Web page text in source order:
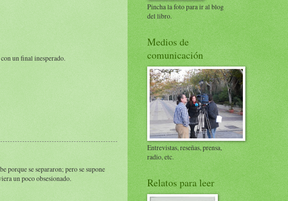
un final inesperado.
porque se separaron; pero se supone
un poco obsesionado.
Pincha la foto para ir al blog
del libro.
Medios de
comunicación
Entrevistas, reseñas, prensa,
radio, etc.
Relatos para leer